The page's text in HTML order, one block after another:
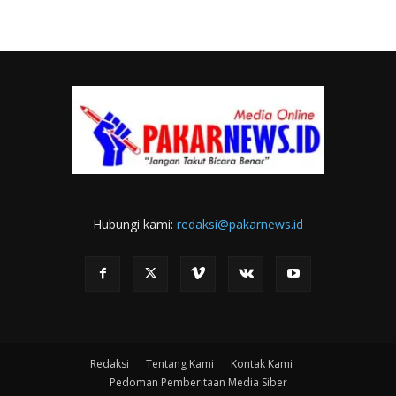
Hubungi kami: redaksi@pakarnews.id
Redaksi Tentang Kami
Kontak Kami
Pedoman Pemberitaan Media Siber